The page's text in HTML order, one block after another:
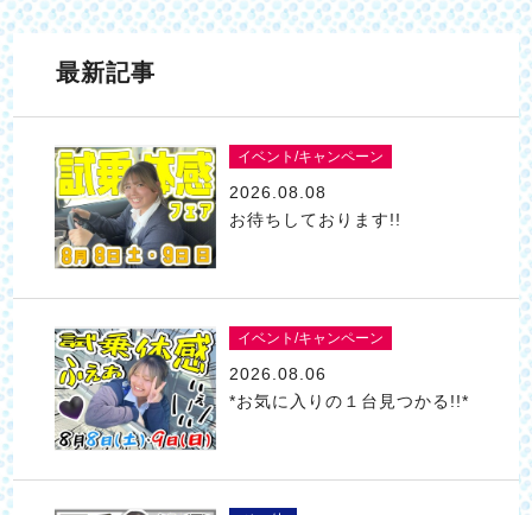
最新記事
イベント/キャンペーン
2026.08.08
お待ちしております!!
イベント/キャンペーン
2026.08.06
*お気に入りの１台見つかる!!*